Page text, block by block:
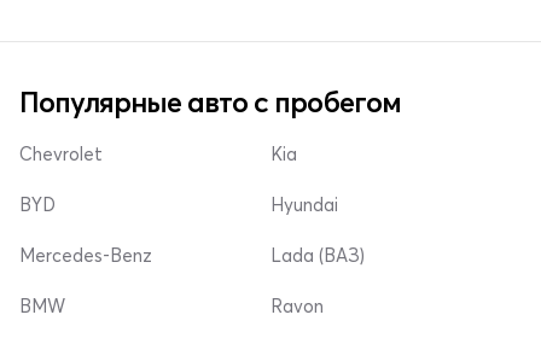
Популярные авто с пробегом
Chevrolet
BYD
Mercedes-Benz
Kia
Hyundai
Lada (ВАЗ)
BMW Ravon